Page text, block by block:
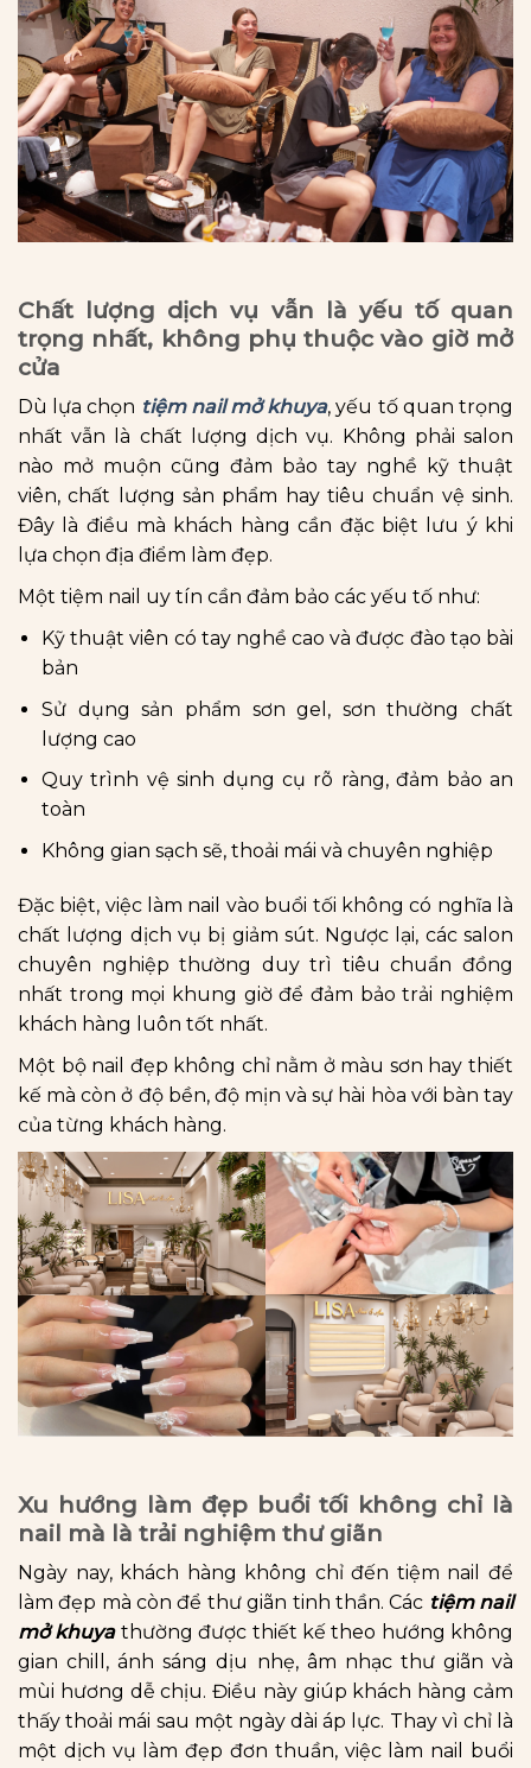
Chất lượng dịch vụ vẫn là yếu tố quan
trọng nhất, không phụ thuộc vào giờ mở
cửa
Dù lựa chọn tiệm nail mở khuya, yếu tố quan trọng
nhất vẫn là chất lượng dịch vụ. Không phải salon
nào mở muộn cũng đảm bảo tay nghề kỹ thuật
viên, chất lượng sản phẩm hay tiêu chuẩn vệ sinh.
Đây là điều mà khách hàng cần đặc biệt lưu ý khi
lựa chọn địa điểm làm đẹp.
Một tiệm nail uy tín cần đảm bảo các yếu tố như:
Kỹ thuật viên có tay nghề cao và được đào tạo bài
bản
Sử dụng sản phẩm sơn gel, sơn thường chất
lượng cao
Quy trình vệ sinh dụng cụ rõ ràng, đảm bảo an
toàn
Không gian sạch sẽ, thoải mái và chuyên nghiệp
Đặc biệt, việc làm nail vào buổi tối không có nghĩa là
chất lượng dịch vụ bị giảm sút. Ngược lại, các salon
chuyên nghiệp thường duy trì tiêu chuẩn đồng
nhất trong mọi khung giờ để đảm bảo trải nghiệm
khách hàng luôn tốt nhất.
Một bộ nail đẹp không chỉ nằm ở màu sơn hay thiết
kế mà còn ở độ bền, độ mịn và sự hài hòa với bàn tay
của từng khách hàng.
Xu hướng làm đẹp buổi tối không chỉ là
nail mà là trải nghiệm thư giãn
Ngày nay, khách hàng không chỉ đến tiệm nail để
làm đẹp mà còn để thư giãn tinh thần. Các tiệm nail
mở khuyathường được thiết kế theo hướng không
gian chill, ánh sáng dịu nhẹ, âm nhạc thư giãn và
mùi hương dễ chịu. Điều này giúp khách hàng cảm
thấy thoải mái sau một ngày dài áp lực. Thay vì chỉ là
một dịch vụ làm đẹp đơn thuần, việc làm nail buổi